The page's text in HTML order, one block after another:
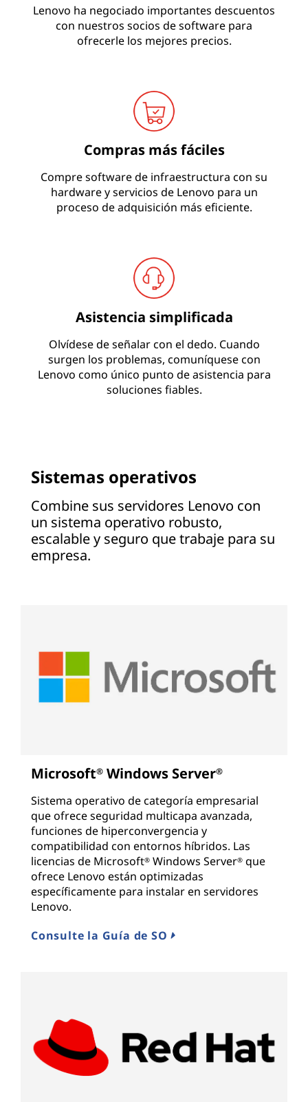
Lenovo ha negociado importantes descuentos
con nuestros socios de software para
ofrecerle los mejores precios.
Compras más fáciles
Compre software de infraestructura con su
hardware y servicios de Lenovo para un
proceso de adquisición más eficiente.
Asistencia simplificada
Olvídese de señalar con el dedo. Cuando
surgen los problemas, comuníquese con
Lenovo como único punto de asistencia para
soluciones fiables.
Sistemas operativos
Combine sus servidores Lenovo con
un sistema operativo robusto,
escalable y seguro que trabaje para su
empresa.
Microsoft® Windows Server®
Sistema operativo de categoría empresarial
que ofrece seguridad multicapa avanzada,
funciones de hiperconvergencia y
compatibilidad con entornos híbridos. Las
licencias de Microsoft® Windows Server® que
ofrece Lenovo están optimizadas
específicamente para instalar en servidores
Lenovo.
Consulte la Guía de SO